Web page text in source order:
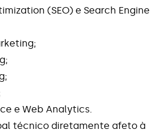
(SEO) e Search Engine
e Web Analytics.
técnico diretamente afeto à